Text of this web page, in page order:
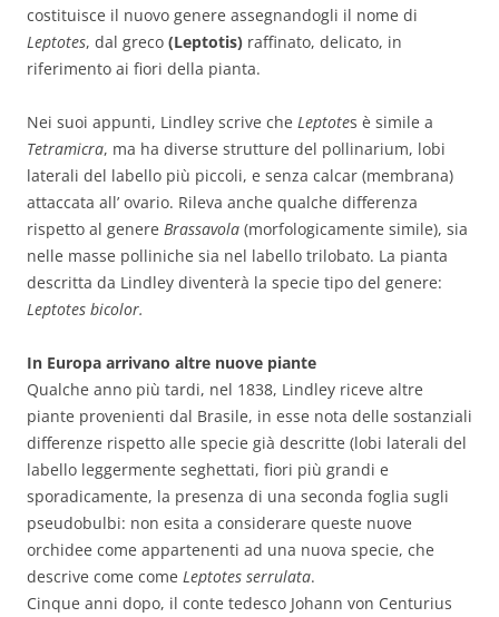
costituisce il nuovo genere assegnandogli il nome di
Leptotes, dal greco (Leptotis) raffinato, delicato, in
riferimento ai fiori della pianta.
Nei suoi appunti, Lindley scrive che Leptotes è simile a
Tetramicra, ma ha diverse strutture del pollinarium, lobi
laterali del labello più piccoli, e senza calcar (membrana)
attaccata all’ ovario. Rileva anche qualche differenza
rispetto al genere Brassavola (morfologicamente simile), sia
nelle masse polliniche sia nel labello trilobato. La pianta
descritta da Lindley diventerà la specie tipo del genere:
Leptotes bicolor.
In Europa arrivano altre nuove piante
Qualche anno più tardi, nel 1838, Lindley riceve altre
piante provenienti dal Brasile, in esse nota delle sostanziali
differenze rispetto alle specie già descritte (lobi laterali del
labello leggermente seghettati, fiori più grandi e
sporadicamente, la presenza di una seconda foglia sugli
pseudobulbi: non esita a considerare queste nuove
orchidee come appartenenti ad una nuova specie, che
descrive come come Leptotes serrulata.
Cinque anni dopo, il conte tedesco Johann von Centurius